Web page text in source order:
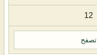
12
تصفح